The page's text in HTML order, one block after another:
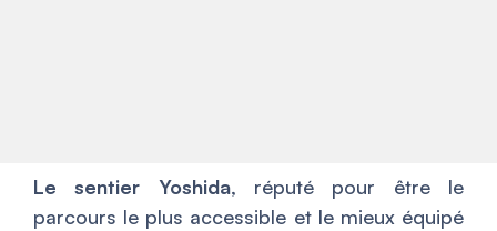
Le sentier Yoshida, réputé pour être le
parcours le plus accessible et le mieux équipé